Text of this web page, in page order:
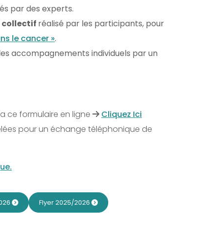
par des experts.
collectif réalisé par les participants, pour
le cancer ».
accompagnements individuels par un
ce formulaire en ligne
Cliquez Ici
pour un échange téléphonique de
Flyer 2025/2026